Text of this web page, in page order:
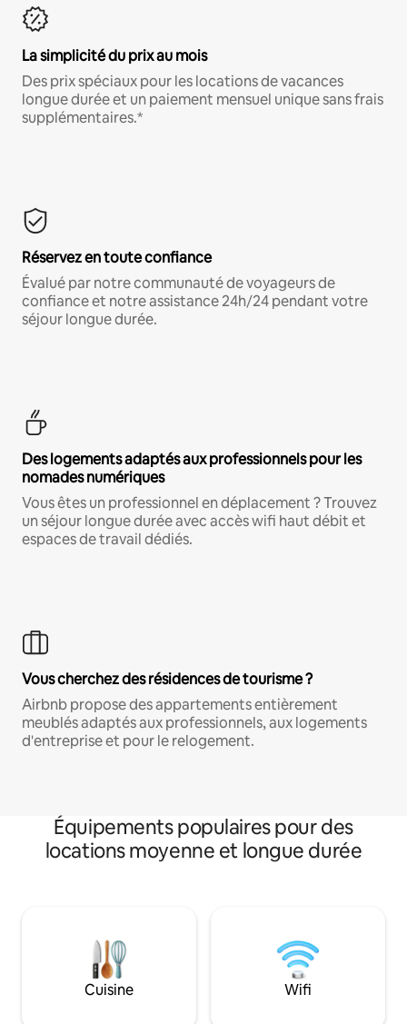
La simplicité du prix au mois
Des prix spéciaux pour les locations de vacances
longue durée et un paiement mensuel unique sans frais
supplémentaires.*
Réservez en toute confiance
Évalué par notre communauté de voyageurs de
confiance et notre assistance 24h/24 pendant votre
séjour longue durée.
Des logements adaptés aux professionnels pour les
nomades numériques
Vous êtes un professionnel en déplacement ? Trouvez
un séjour longue durée avec accès wifi haut débit et
espaces de travail dédiés.
Vous cherchez des résidences de tourisme ?
Airbnb propose des appartements entièrement
meublés adaptés aux professionnels, aux logements
d'entreprise et pour le relogement.
Équipements populaires pour des
locations moyenne et longue durée
Cuisine Wifi